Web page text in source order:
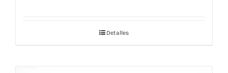
Detalles